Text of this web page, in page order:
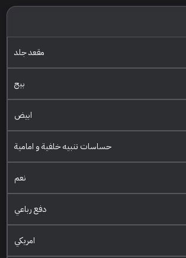
مقعد جلد
بيج
ابيض
حساسات تنبيه خلفية و امامية
نعم
دفع رباعي
امريكي